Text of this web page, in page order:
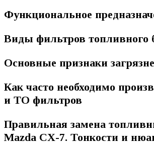
Функциональное
Виды фильтров топливного
Основные признаки
Как часто необходимо
и ТО фильтров
Правильная замена
Mazda CX-7. Тонкости и